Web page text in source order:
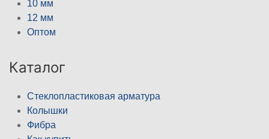
10 мм
12 мм
Оптом
Каталог
Стеклопластиковая арматура
Колышки
Фибра